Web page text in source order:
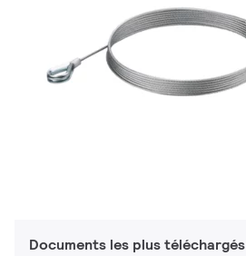
Documents les plus téléchargés